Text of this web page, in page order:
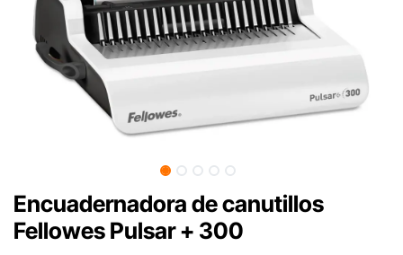
Encuadernadora de canutillos
Fellowes Pulsar + 300